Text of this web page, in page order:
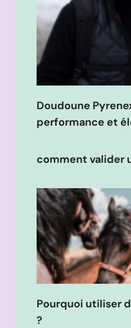
Doudoune
performance et
comment valider
Pourquoi utiliser
?